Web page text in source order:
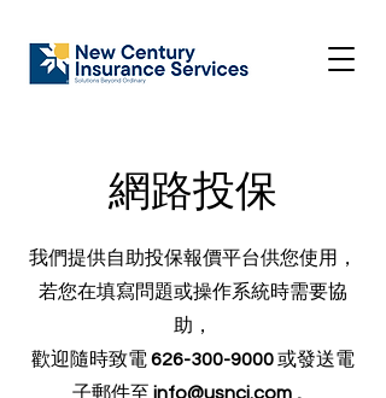
​網路投保
我們提供自助投保報價平台供您使用，
若您在填寫問題或操作系統時需要協
助，
歡迎隨時致電 626-300-9000或發送電
子郵件至 info@usnci.com。